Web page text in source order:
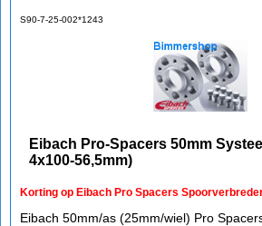
S90-7-25-002*1243
Eibach Pro-Spacers 50mm
4x100-56,5mm)
Korting op Eibach Pro Spacers
Eibach 50mm/as (25mm/wiel) Pro